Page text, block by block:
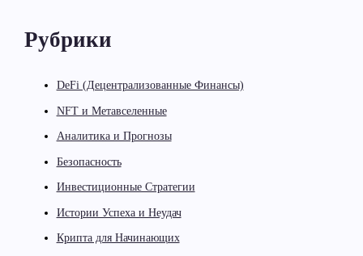
Рубрики
DeFi (Децентрализованные Финансы)
NFT и Метавселенные
Аналитика и Прогнозы
Безопасность
Инвестиционные Стратегии
Истории Успеха и Неудач
Крипта для Начинающих